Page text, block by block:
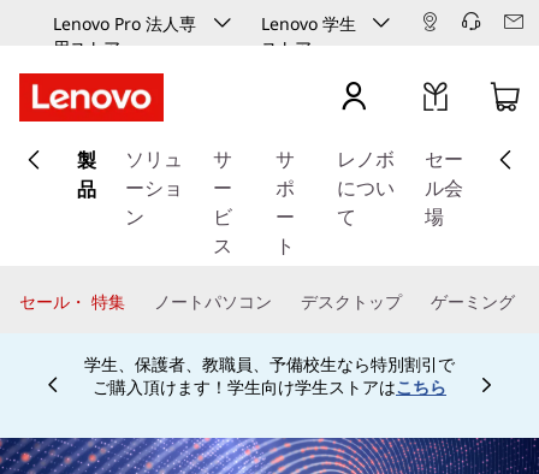
Lenovo Pro 法人専
用ストア
Lenovo 学生
ストア
イ
ン
ッ
プ
製
品
ソリュ
ーショ
ン
サ
ー
ビ
ス
サ
ポ
ー
ト
レノボ
につい
て
セー
ル会
場
セール・ 特集 ノートパソコン デスクトップ ゲーミング
学生、保護者、教職員、予備校生なら特別割引で
ご購入頂けます！学生向け学生ストアはこちら
Currently displaying item 4 of